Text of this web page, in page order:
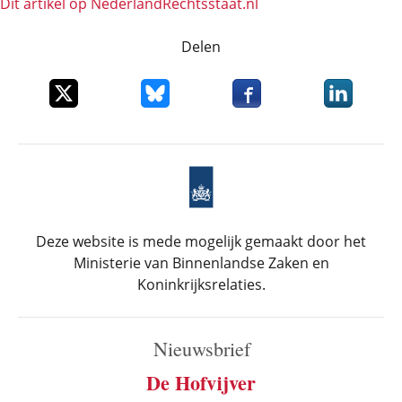
Delen
Deel dit item op XDeel dit item op Bluesky
Deel dit item opDeel dit
Deze website is mede mogelijk gemaakt door het
Ministerie van Binnenlandse Zaken en
Koninkrijksrelaties.
Nieuwsbrief
De Hofvijver